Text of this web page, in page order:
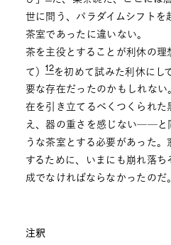
世に問う、パラダイムシフト
茶室であったに違いない。
茶を主役とすることが利休の
て）12を初めて試みた利休にし
要な存在だったのかもしれな
在を引き立てるべくつくられ
え、器の重さを感じない──と
うな茶室とする必要があった
するために、いまにも崩れ落
成でなければならなかったのだ。
注釈